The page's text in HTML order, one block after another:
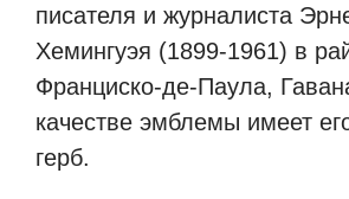
писателя и журналиста
Хемингуэя (1899-1961) в
Франциско-де-Паула,
качестве эмблемы имеет
герб.